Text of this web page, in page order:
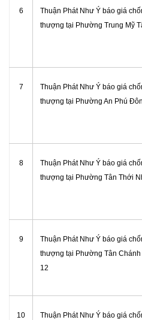
6
Thuận Phát Như Ý báo giá
thượng tại Phường Trung Mỹ
7
Thuận Phát Như Ý báo giá
thượng tại Phường An Phú
8
Thuận Phát Như Ý báo giá
thượng tại Phường Tân Thới
9
Thuận Phát Như Ý báo giá
thượng tại Phường Tân Chánh
12
10
Thuận Phát Như Ý báo giá